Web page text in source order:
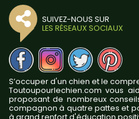
SUIVEZ-NOUS SUR
LES RÉSEAUX SOCIAUX
S’occuper d'un chien et le
Toutoupourlechien.com vous
proposant de nombreux
compagnon à quatre pattes et
à grand renfort d'éducation